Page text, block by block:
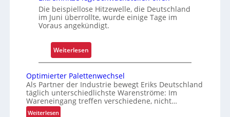
e
r
l
ä
s
s
i
g
k
e
Die beispiellose Hitzewelle, die Deutschland
im Juni überrollte, wurde einige Tage im
Voraus angekündigt.
Weiterlesen:
E
t
r
e
Optimierter Palettenwechsel
Als Partner der Industrie bewegt Eriks Deutschland
täglich unterschiedlichste Warenströme: Im
Wareneingang treffen verschiedene, nicht…
Weiterlesen: